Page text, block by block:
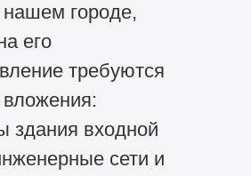
городе,
его
требуются
здания входной
сети и